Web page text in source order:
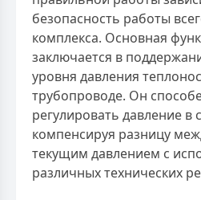
безопасность работы
комплекса. Основная
заключается в
уровня давления
трубопроводе. Он
регулировать давление в
компенсируя разницу
текущим давлением с
различных технических